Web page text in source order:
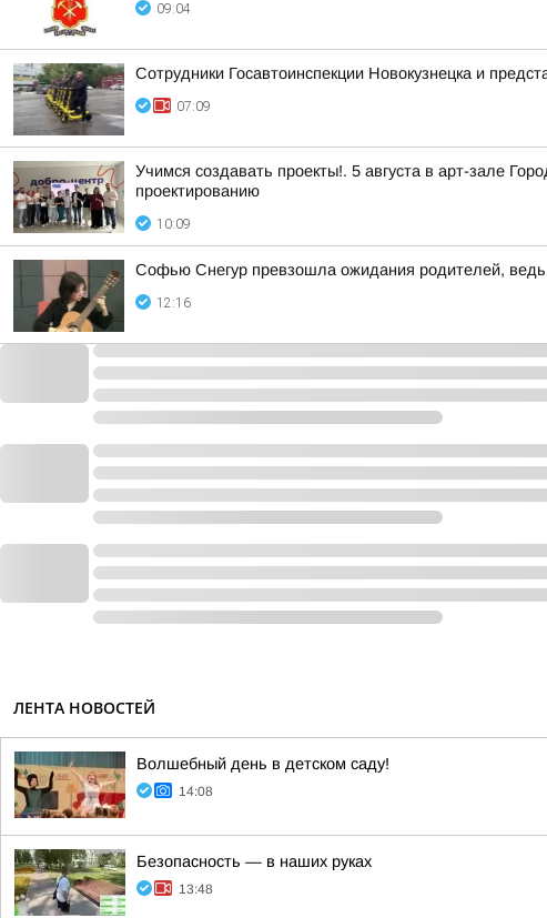
09:04
Сотрудники Госавтоинспекции Новокузнецка и
07:09
Учимся создавать проекты!. 5 августа в арт-зале
проектированию
10:09
Софью Снегур превзошла ожидания родителей, ведь
12:16
ЛЕНТА НОВОСТЕЙ
Волшебный день в детском саду!
14:08
Безопасность — в наших руках
13:48